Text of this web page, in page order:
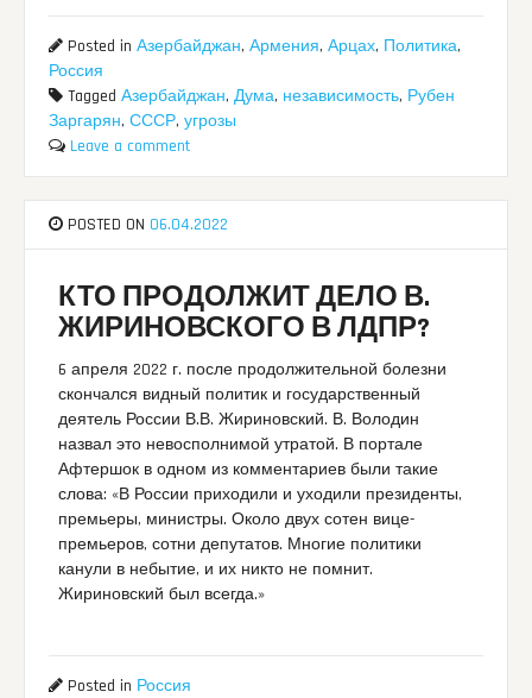
Posted inАзербайджан,Армения,Арцах, Политика,
Россия
TaggedАзербайджан,Дума, независимость, Рубен
Заргарян,СССР,угрозы
Leave a comment
POSTED ON 06.04.2022
КТО ПРОДОЛЖИТ ДЕЛО В.
ЖИРИНОВСКОГО В ЛДПР?
6 апреля 2022 г. после продолжительной болезни
скончался видный политик и государственный
деятель России В.В. Жириновский. В. Володин
назвал это невосполнимой утратой. В портале
Афтершок в одном из комментариев были такие
слова: «В России приходили и уходили президенты,
премьеры, министры. Около двух сотен вице-​
премьеров, сотни депутатов. Многие политики
канули в небытие, и их никто не помнит.
Жириновский был всегда.»
Posted in Россия